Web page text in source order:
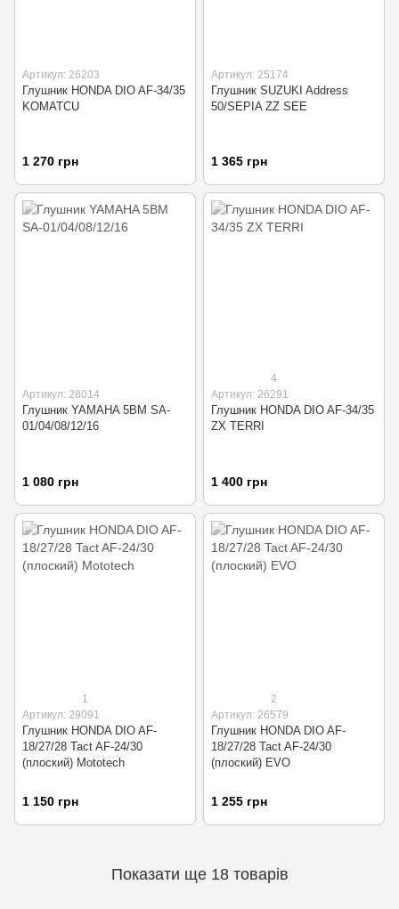
Артикул: 26203
Глушник HONDA DIO AF-34/35
KOMATCU
1 270 грн
Артикул: 25174
Глушник SUZUKI Address
50/SEPIA ZZ SEE
1 365 грн
Артикул: 28014
Глушник YAMAHA 5BM SA-
01/04/08/12/16
1 080 грн
4
Артикул: 26291
Глушник HONDA DIO AF-34/35
ZX TERRI
1 400 грн
1
Артикул: 29091
Глушник HONDA DIO AF-
18/27/28 Tact AF-24/30
(плоский) Mototech
1 150 грн
2
Артикул: 26579
Глушник HONDA DIO AF-
18/27/28 Tact AF-24/30
(плоский) EVO
1 255 грн
Показати ще 18 товарів